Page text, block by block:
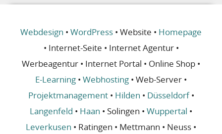
Webdesign • WordPress • Website • Homepage
• Internet-Seite • Internet Agentur •
Werbeagentur • Internet Portal • Online Shop •
E-Learning • Webhosting • Web-Server •
Projektmanagement• Hilden • Düsseldorf•
Langenfeld • Haan • Solingen • Wuppertal •
Leverkusen • Ratingen • Mettmann • Neuss •